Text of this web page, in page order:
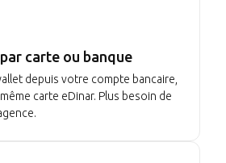
carte ou banque
depuis votre compte bancaire,
carte eDinar. Plus besoin de